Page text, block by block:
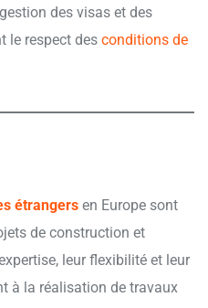
des visas et des
le respect des conditions de
étrangers en Europe sont
de construction et
leur flexibilité et leur
à la réalisation de travaux